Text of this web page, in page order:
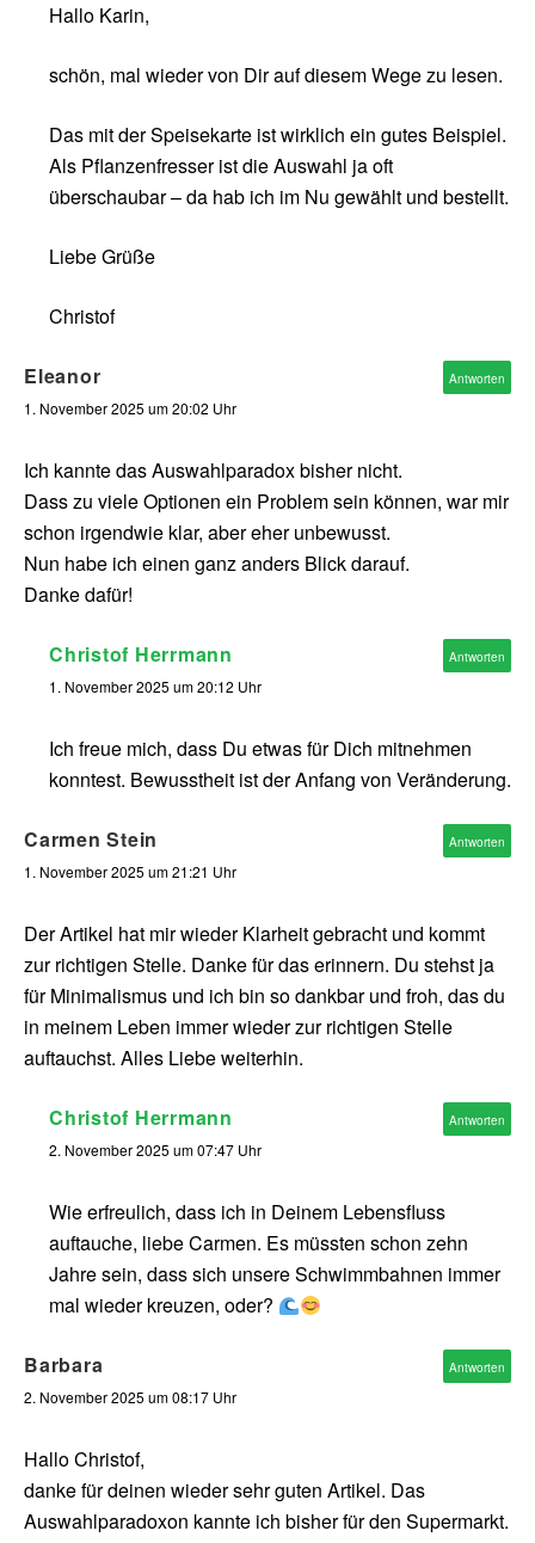
Hallo Karin,
schön, mal wieder von Dir auf diesem Wege zu lesen.
Das mit der Speisekarte ist wirklich ein gutes Beispiel.
Als Pflanzenfresser ist die Auswahl ja oft
überschaubar – da hab ich im Nu gewählt und bestellt.
Liebe Grüße
Christof
Eleanor
1. November 2025 um 20:02 Uhr
Ich kannte das Auswahlparadox bisher nicht.
Dass zu viele Optionen ein Problem sein können, war mir
schon irgendwie klar, aber eher unbewusst.
Nun habe ich einen ganz anders Blick darauf.
Danke dafür!
Antworten
Christof Herrmann
1. November 2025 um 20:12 Uhr
Ich freue mich, dass Du etwas für Dich mitnehmen
konntest. Bewusstheit ist der Anfang von Veränderung.
Antworten
Carmen Stein
1. November 2025 um 21:21 Uhr
Der Artikel hat mir wieder Klarheit gebracht und kommt
zur richtigen Stelle. Danke für das erinnern. Du stehst ja
für Minimalismus und ich bin so dankbar und froh, das du
in meinem Leben immer wieder zur richtigen Stelle
auftauchst. Alles Liebe weiterhin.
Antworten
Christof Herrmann
2. November 2025 um 07:47 Uhr
Wie erfreulich, dass ich in Deinem Lebensfluss
auftauche, liebe Carmen. Es müssten schon zehn
Jahre sein, dass sich unsere Schwimmbahnen immer
mal wieder kreuzen, oder?
Antworten
Barbara
2. November 2025 um 08:17 Uhr
Hallo Christof,
danke für deinen wieder sehr guten Artikel. Das
Auswahlparadoxon kannte ich bisher für den Supermarkt.
Antworten